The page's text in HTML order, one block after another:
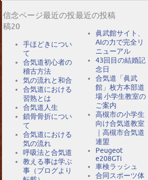
信念ページ最近の投
稿20
手ほどきについ
て
合気道初心者の
稽古方法
気の流れと和合
合気道における
習熟とは
合気道人生
鎖骨骨折につい
て
合気道における
気の流れ
呼吸法と合気道
教える事は学ぶ
事（ブログより
最近の投稿
眞武館サイト、
AIの力で完全リ
ニューアル
43回目の結婚記
念日
合気道「眞武
館」枚方本部道
場 小学生教室の
ご案内
高槻市の小学生
向け合気道教室
｜高槻市合気道
連盟
Peugeot
e208GTi
車検ラッシュ
合同スポーツ体